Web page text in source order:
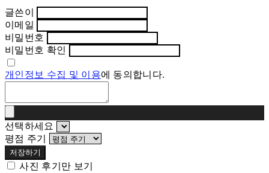
글쓴이
이메일
비밀번호
비밀번호 확인
개인정보 수집 및 이용에 동의합니다.
선택하세요
평점 주기
저장하기
사진 후기만 보기